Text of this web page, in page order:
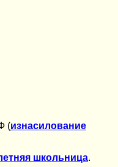
(изнасилование
школьница.